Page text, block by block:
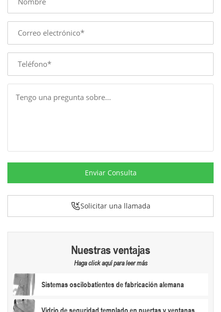
E-
mail
Phone
Message
Enviar Consulta
Solicitar una llamada
Nuestras ventajas
Haga click aquí para leer más
Sistemas oscilobatientes de fabricación alemana
Vidrio de seguridad templado en puertas y ventanas